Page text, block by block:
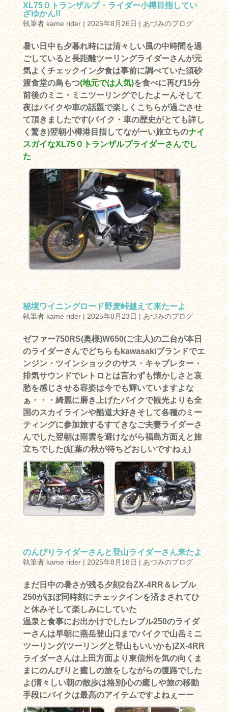
XL75０トランザルプ・ライダー小樽目指してい
ざゆかん!!
執筆者 kame rider| 2025年8月26日 | あづみのブログ
暑い日中も夕暮れ時には清々しい風の中時間を過
ごしていると長距離ツーリングライダーさんが元
気よくチェックイン夕食は事前に調べていた須砂
渡食堂の鳥もつ(地元では人気)を食べに再び15分
前後のミニ・ミニツーリングでしたよーんそして
夜はバイクや車の話題で楽しくこちらが過ごさせ
て頂きましたです(バイク・車の歴史がとても詳し
く驚き)翌朝小樽港目指してながーい旅立ちのナイ
スガイなXL75０トランザルプライダーさんでし
た
秘境ワイニングロード野麦峠越えて来たーよ
執筆者 kame rider| 2025年8月23日 |あづみのブログ
ゼファー750RS(奥様)W650(ご主人)の二台が本日
のライダーさんでどちらもkawasakiブランドでエ
ンジン・ツインショックのサス・キャブレター・
排気サウンドでレトロとは言わずも懐かしさと哀
愁を感じさせる容姿は今でも輝いていますよな
ぁ・・・綺麗に磨き上げたバイクで観光よりも全
国のスカイラインや酷道大好きそして各種のミー
ティングに参加旅するすてきなご夫妻ライダーさ
んでした翌朝は雨雲を避けながら福島方面えと旅
立ちでした(紅葉の秋が待ちどおしいですねぇ)
のんびりライダーさんと登山ライダーさん来たよ
執筆者kame rider| 2025年8月18日 | あづみのブログ
まだ日中の暑さが残る夕刻2台ZX-4RR＆レブル
250がほぼ同時刻にチェックインを済まされてひ
と休みそして楽しみにしていた
温泉と食事にお出かけでしたレブル250のライダ
ーさんは早朝に燕岳登山口までバイクで山岳ミニ
ツーリング(ツーリングと登山もいいかも)ZX-4RR
ライダーさんは上田方面より東信州を気の向くま
まにのんびりと癒しの旅をしながらの復路でした
よ(清々しい朝の散歩は格別)心の癒しや旅の移動
手段にバイクは最高のアイテムですよねぇーー